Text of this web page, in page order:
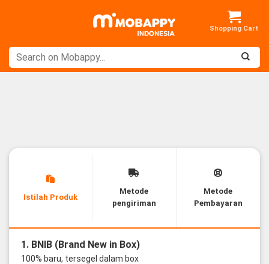
Istilah Produk
Metode
pengiriman
Metode
Pembayaran
1. BNIB (Brand New in Box)
100% baru, tersegel dalam box